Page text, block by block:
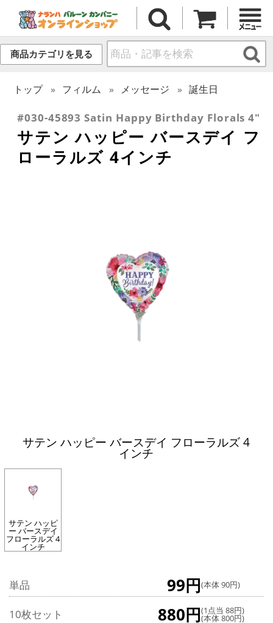
商品カテゴリを見る
トップ フィルム メッセージ 誕生日
#030-45893 Satin Happy Birthday Florals 4"
サテン ハッピー バースデイ フ
ローラルズ 4インチ
サテン ハッピー バースデイ フローラルズ 4
インチ
サテン ハッピ
ー バースデイ
フローラルズ 4
インチ
単品 99円(本体 90円)
10枚セット 880円(1点当 88円)
(本体 800円)